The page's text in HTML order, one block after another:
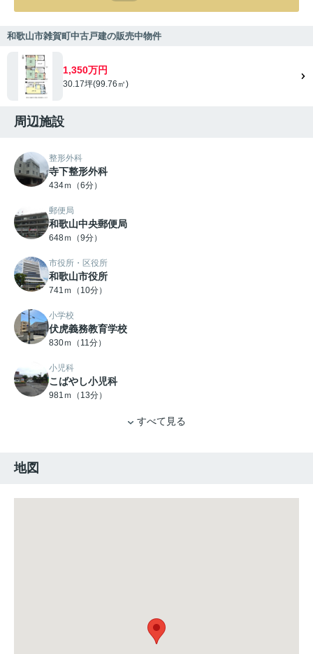
和歌山市雑賀町中古戸建の販売中物件
1,350万円
30.17坪(99.76㎡)
周辺施設
整形外科
寺下整形外科
434ｍ（6分）
郵便局
和歌山中央郵便局
648ｍ（9分）
市役所・区役所
和歌山市役所
741ｍ（10分）
小学校
伏虎義務教育学校
830ｍ（11分）
小児科
こばやし小児科
981ｍ（13分）
すべて見る
地図